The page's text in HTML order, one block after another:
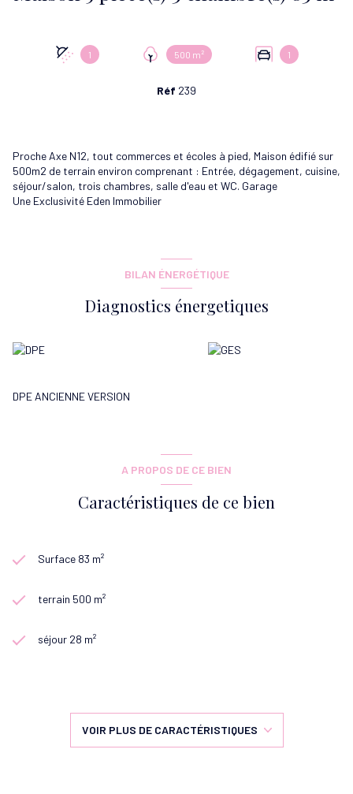
1 500 m² 1
Réf 239
Proche Axe N12, tout commerces et écoles à pied, Maison édifié sur
500m2 de terrain environ comprenant : Entrée, dégagement, cuisine,
séjour/salon, trois chambres, salle d'eau et WC. Garage
Une Exclusivité Eden Immobilier
BILAN ÉNERGÉTIQUE
Diagnostics énergetiques
DPE ANCIENNE VERSION
A PROPOS DE CE BIEN
Caractéristiques de ce bien
Surface 83 m²
terrain 500 m²
séjour 28 m²
VOIR PLUS DE CARACTÉRISTIQUES